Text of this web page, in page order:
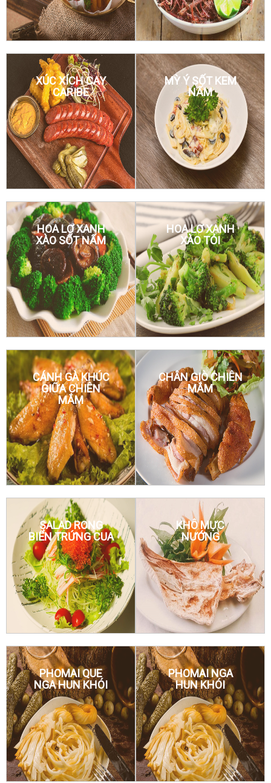
XÚC XÍCH CAY
CARIBE
MỲ Ý SỐT KEM
NẤM
HOA LƠ XANH
XÀO SỐT NẤM
HOA LƠ XANH
XÀO TỎI
CÁNH GÀ KHÚC
GIỮA CHIÊN
MẮM
CHÂN GIÒ CHIÊN
MẮM
SALAD RONG
BIỂN TRỨNG CUA
KHÔ MỰC
NƯỚNG
PHOMAI QUE
NGA HUN KHÓI
PHOMAI NGA
HUN KHÓI